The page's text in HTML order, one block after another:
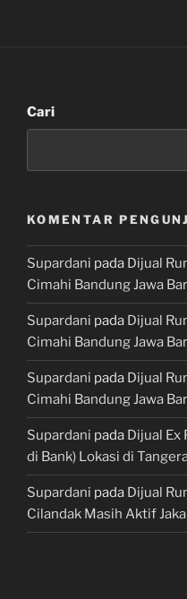
Cari
KOMENTAR
Supardani pada Dijual
Cimahi Bandung Jawa
Supardani pada Dijual
Cimahi Bandung Jawa
Supardani pada Dijual
Cimahi Bandung Jawa
Supardani pada Dijual Ex
di Bank) Lokasi di
Supardani pada Dijual
Cilandak Masih Aktif